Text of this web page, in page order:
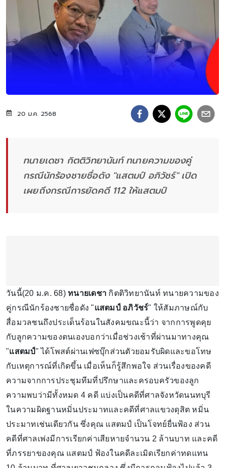
20 ม.ค. 2568
ทนายเดชา กิตติวิทยานันท์ ทนายความของคู่
กรณีนักร้องชายชื่อดัง "แสตมป์ อภิวัชร์" เปิด
เผยถึงกรณีการยัดคดี 112 ให้แสตมป์
วันนี้(20 ม.ค. 68) ทนายเดชา กิตติวิทยานันท์ ทนายความของ
คู่กรณีนักร้องชายชื่อดัง "แสตมป์ อภิวัชร์" ให้สัมภาษณ์กับ
สื่อมวลชนถึงประเด็นร้อนในสังคมขณะนี้ว่า จากการพูดคุย
กับลูกความของตนเองบอกว่าเมื่อช่วงเช้าที่ผ่านมาทางคุณ
"แสตมป์" ได้โพสต์ผ่านเฟซบุ๊กส่วนตัวยอมรับผิดและขอโทษ
กับเหตุการณ์ที่เกิดขึ้น เมื่อเห็นก็รู้สึกพอใจ ส่วนเรื่องของคดี
ความจากการประชุมทีมที่ปรึกษาและครอบครัวของลูก
ความพบว่ามีทั้งหมด 4 คดี แบ่งเป็นคดีที่ศาลจังหวัดนนทบุรี
ในความผิดฐานหมิ่นประมาทและคดีที่ศาลแขวงดุสิต หมิ่น
ประมาทเช่นเดียวกัน ซึ่งคุณ แสตมป์ เป็นโจทย์ยื่นฟ้อง ส่วน
คดีที่ศาลเพ่งมีการเรียกค่าเสียหายจํานวน 2 ล้านบาท และคดี
ที่ภรรยาของคุณ แสตมป์ ฟ้องในคดีละเมิดเรียกค่าทดแทน